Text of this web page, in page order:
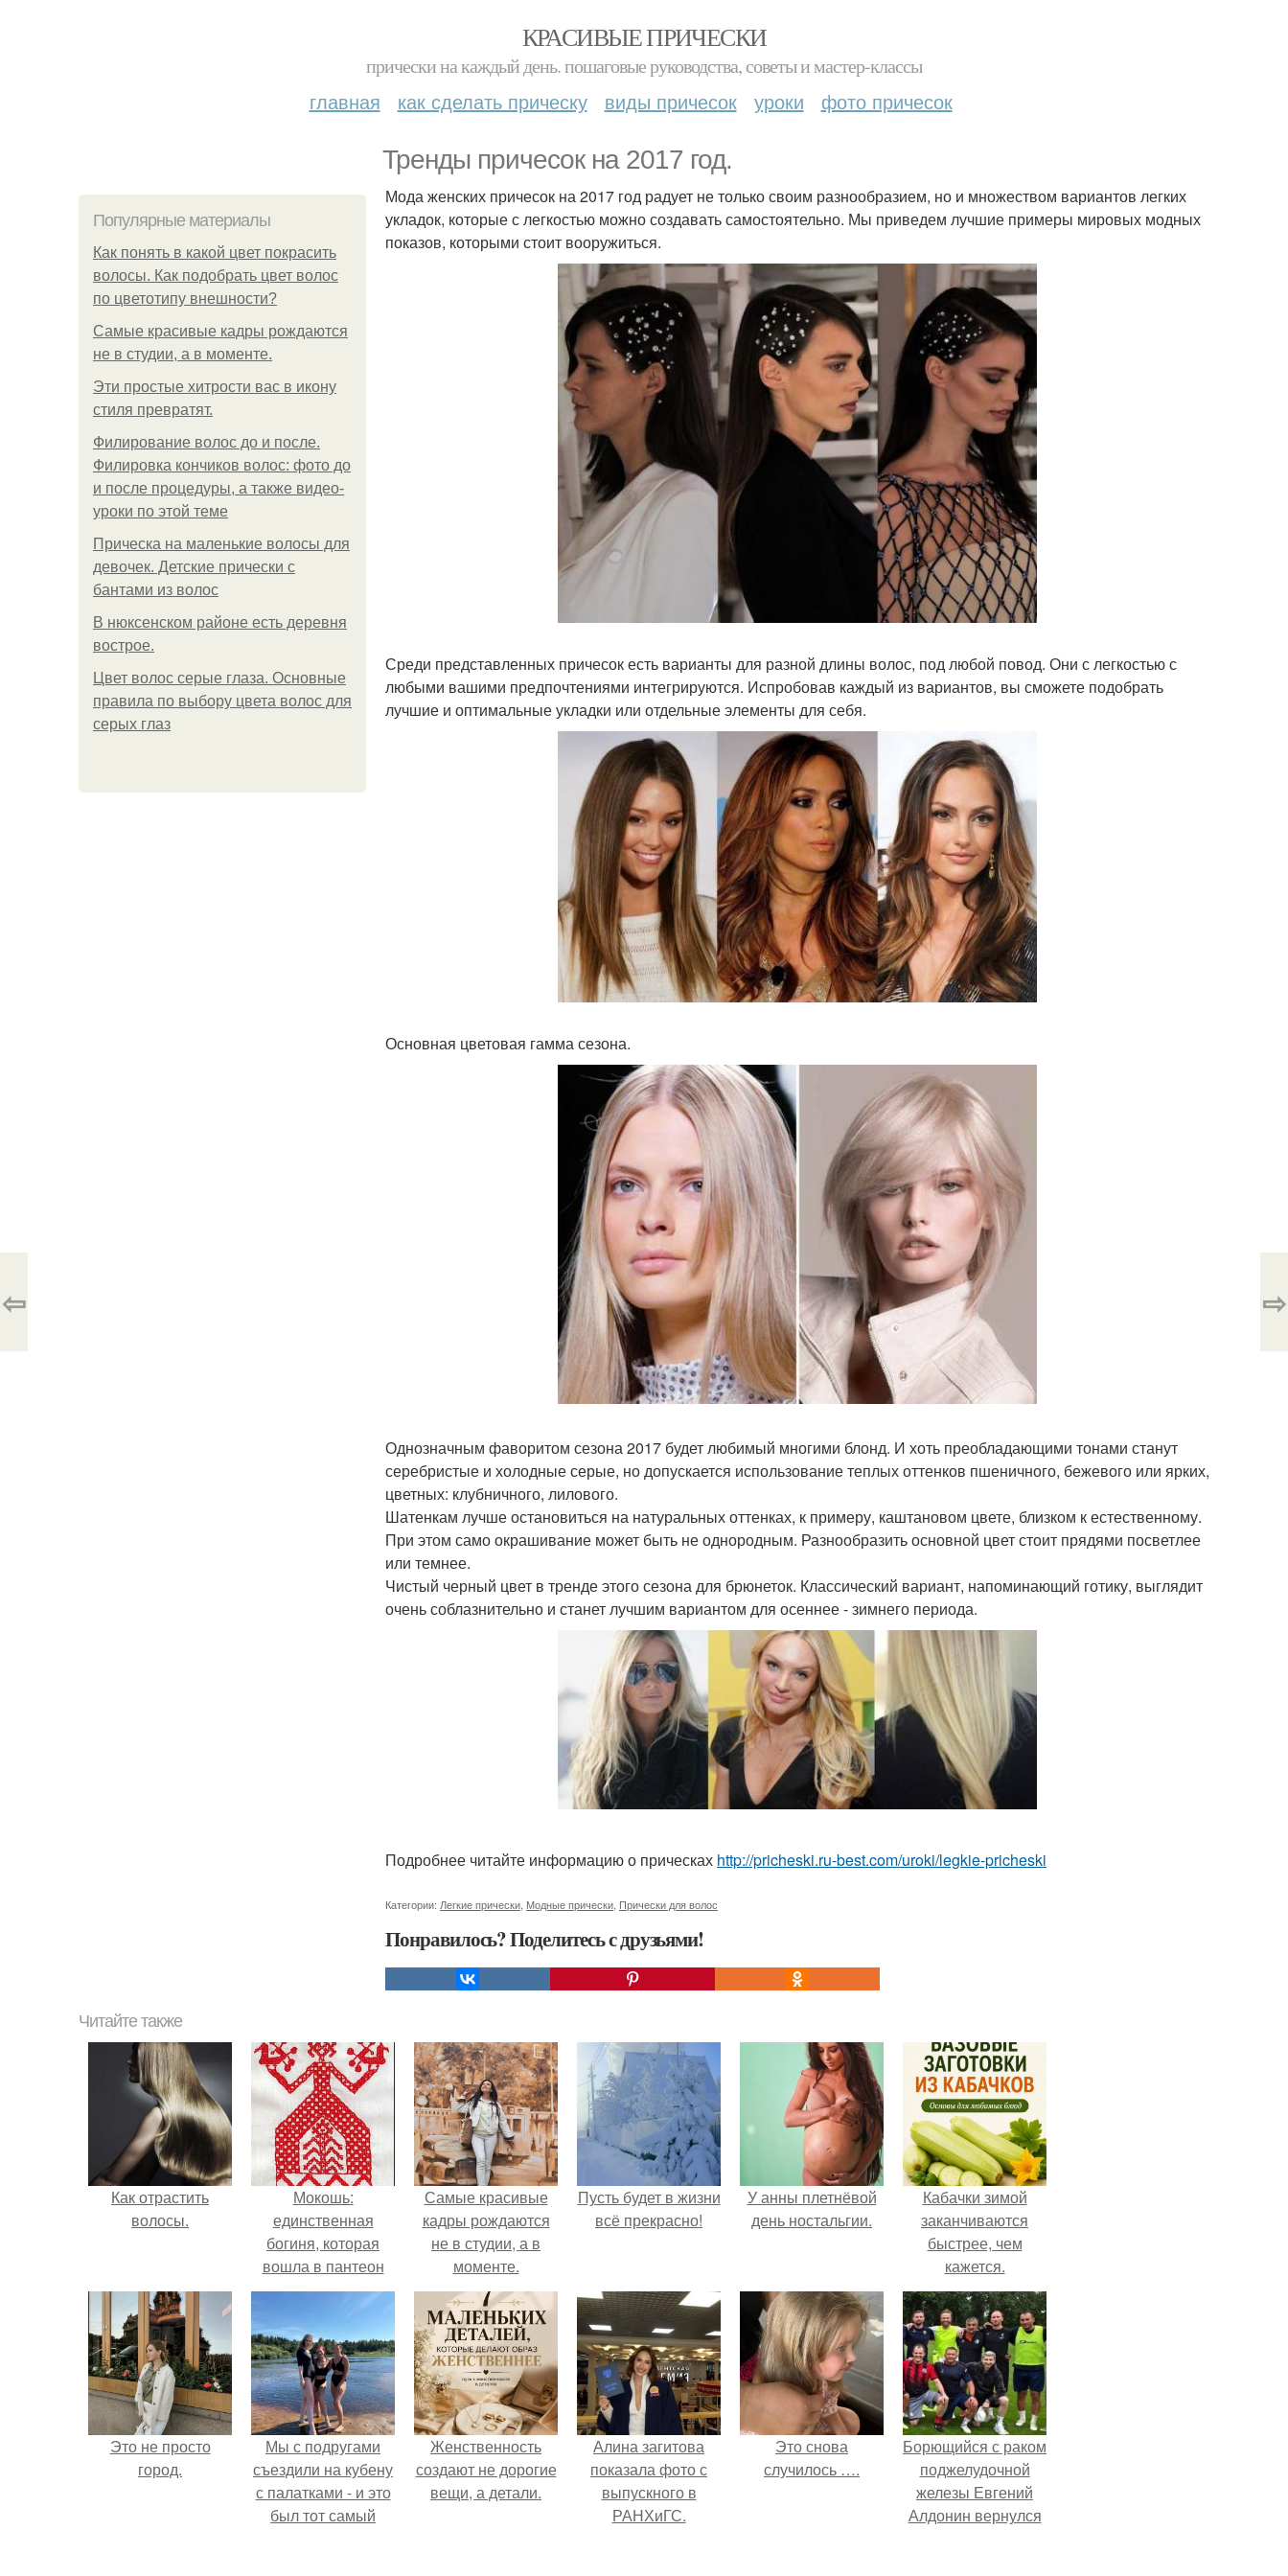
КРАСИВЫЕ ПРИЧЕСКИ
прически на каждый день. пошаговые руководства, советы и мастер-классы
главная как сделать прическу виды причесок уроки фото причесок
Тренды причесок на 2017 год.
Популярные материалы
Как понять в какой цвет покрасить
волосы. Как подобрать цвет волос
по цветотипу внешности?
Самые красивые кадры рождаются
не в студии, а в моменте.
Эти простые хитрости вас в икону
стиля превратят.
Филирование волос до и после.
Филировка кончиков волос: фото до
и после процедуры, а также видео-
уроки по этой теме
Прическа на маленькие волосы для
девочек. Детские прически с
бантами из волос
В нюксенском районе есть деревня
вострое.
Цвет волос серые глаза. Основные
правила по выбору цвета волос для
серых глаз
Мода женских причесок на 2017 год радует не только своим разнообразием, но и множеством вариантов легких
укладок, которые с легкостью можно создавать самостоятельно. Мы приведем лучшие примеры мировых модных
показов, которыми стоит вооружиться.
Среди представленных причесок есть варианты для разной длины волос, под любой повод. Они с легкостью с
любыми вашими предпочтениями интегрируются. Испробовав каждый из вариантов, вы сможете подобрать
лучшие и оптимальные укладки или отдельные элементы для себя.
Основная цветовая гамма сезона.
Однозначным фаворитом сезона 2017 будет любимый многими блонд. И хоть преобладающими тонами станут
серебристые и холодные серые, но допускается использование теплых оттенков пшеничного, бежевого или ярких,
цветных: клубничного, лилового.
Шатенкам лучше остановиться на натуральных оттенках, к примеру, каштановом цвете, близком к естественному.
При этом само окрашивание может быть не однородным. Разнообразить основной цвет стоит прядями посветлее
или темнее.
Чистый черный цвет в тренде этого сезона для брюнеток. Классический вариант, напоминающий готику, выглядит
очень соблазнительно и станет лучшим вариантом для осеннее - зимнего периода.
Подробнее читайте информацию о прическах http://pricheski.ru-best.com/uroki/legkie-pricheski
Категории: Легкие прически Модные прически Прически для волос
Понравилось? Поделитесь с друзьями!
⇦ ⇨
Читайте также
Как отрастить
волосы.
Мокошь:
единственная
богиня, которая
вошла в пантеон
князя Владимира.
Самые красивые
кадры рождаются
не в студии, а в
моменте.
Пусть будет в жизни
всё прекрасно!
У анны плетнёвой
день ностальгии.
Кабачки зимой
заканчиваются
быстрее, чем
кажется.
Это не просто
город.
Мы с подругами
съездили на кубену
с палатками - и это
был тот самый
Женственность
создают не дорогие
вещи, а детали.
Алина загитова
показала фото с
выпускного в
РАНХиГС.
Это снова
случилось ….
Борющийся с раком
поджелудочной
железы Евгений
Алдонин вернулся